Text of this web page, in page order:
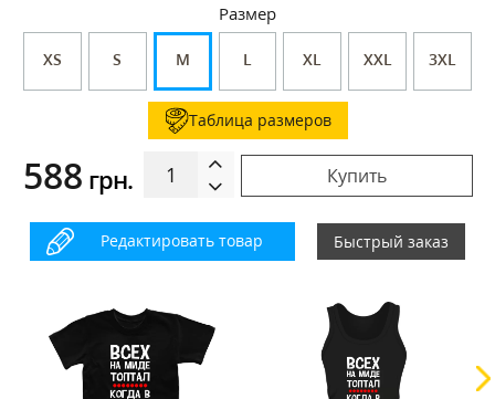
Размер
XS S M L XL XXL 3XL
Таблица размеров
588 грн. Купить
Редактировать товар Быстрый заказ